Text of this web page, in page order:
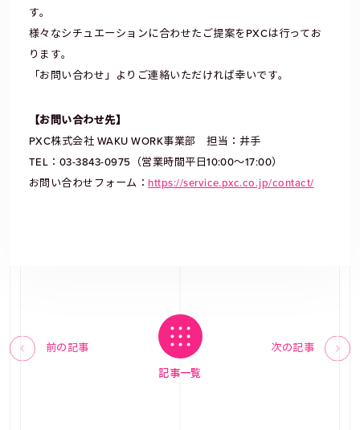
す。
様々なシチュエーションに合わせたご提案をPXCは行ってお
ります。
「お問い合わせ」よりご連絡いただければ幸いです。
【お問い合わせ先】
PXC株式会社 WAKU WORK事業部 担当：井手
TEL：03-3843-0975（営業時間平日10:00～17:00）
お問い合わせフォーム： https://service.pxc.co.jp/contact/
前の記事
記事一覧
次の記事